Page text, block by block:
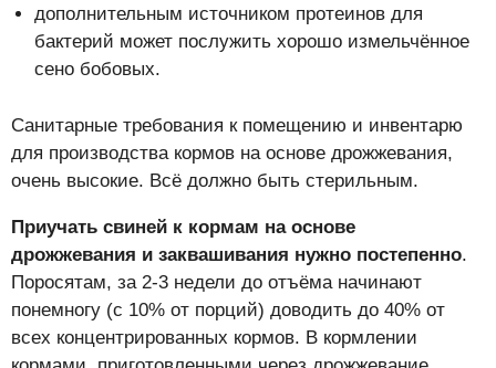
дополнительным источником протеинов для
бактерий может послужить хорошо измельчённое
сено бобовых.
Санитарные требования к помещению и инвентарю
для производства кормов на основе дрожжевания,
очень высокие. Всё должно быть стерильным.
Приучать свиней к кормам на основе
дрожжевания и заквашивания нужно постепенно.
Поросятам, за 2-3 недели до отъёма начинают
понемногу (с 10% от порций) доводить до 40% от
всех концентрированных кормов. В кормлении